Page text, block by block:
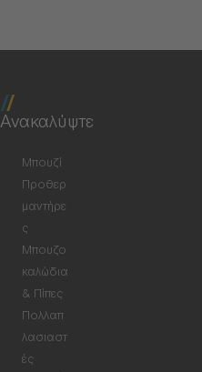
Ανακαλύψτε
Μπουζί
Προθερ
μαντήρε
ς
Μπουζο
καλώδια
& Πίπες
Πολλαπ
λασιαστ
ές